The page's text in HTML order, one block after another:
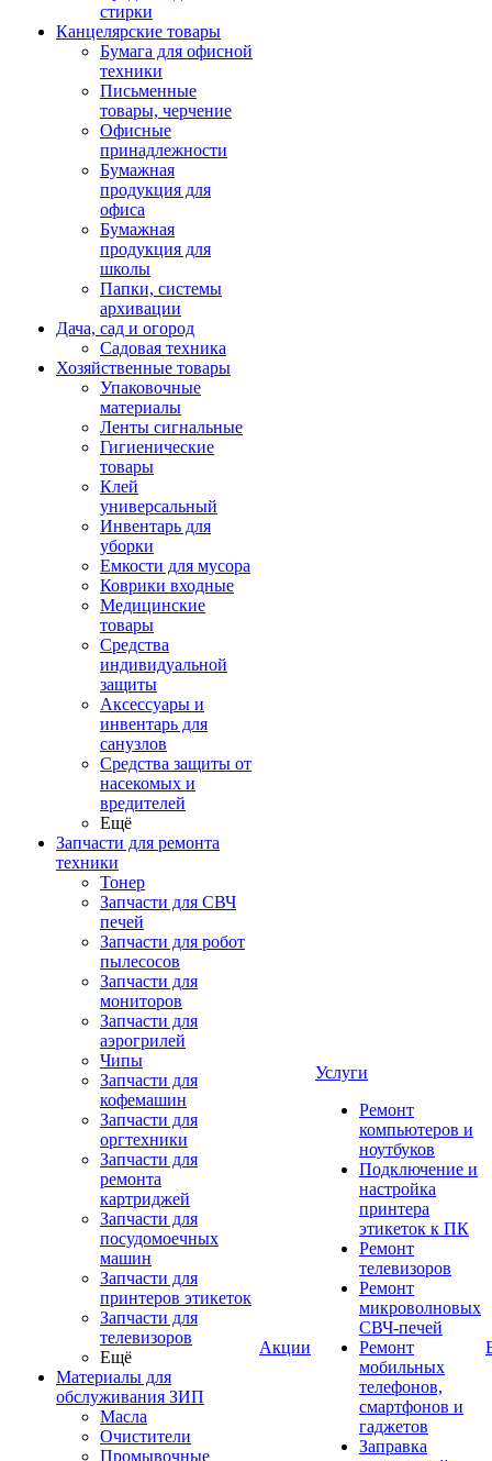
стирки
Канцелярские товары
Бумага для офисной
техники
Письменные
товары, черчение
Офисные
принадлежности
Бумажная
продукция для
офиса
Бумажная
продукция для
школы
Папки, системы
архивации
Дача, сад и огород
Садовая техника
Хозяйственные товары
Упаковочные
материалы
Ленты сигнальные
Гигиенические
товары
Клей
универсальный
Инвентарь для
уборки
Емкости для мусора
Коврики входные
Медицинские
товары
Средства
индивидуальной
защиты
Аксессуары и
инвентарь для
санузлов
Средства защиты от
насекомых и
вредителей
Ещё
Запчасти для ремонта
техники
Тонер
Запчасти для СВЧ
печей
Запчасти для робот
пылесосов
Запчасти для
мониторов
Запчасти для
аэрогрилей
Чипы
Запчасти для
кофемашин
Запчасти для
оргтехники
Запчасти для
ремонта
картриджей
Запчасти для
посудомоечных
машин
Запчасти для
принтеров этикеток
Запчасти для
телевизоров
Ещё
Материалы для
обслуживания ЗИП
Масла
Очистители
Промывочные
Акции
Услуги
Ремонт
компьютеров и
ноутбуков
Подключение и
настройка
принтера
этикеток к ПК
Ремонт
телевизоров
Ремонт
микроволновых
СВЧ-печей
Ремонт
мобильных
телефонов,
смартфонов и
гаджетов
Заправка